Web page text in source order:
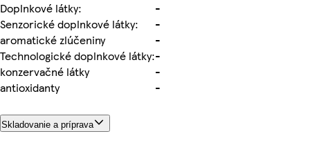
Doplnkové látky:
-
Senzorické doplnkové látky:
-
aromatické zlúčeniny
-
Technologické doplnkové látky:-
konzervačné látky
-
antioxidanty
-
Skladovanie a príprava